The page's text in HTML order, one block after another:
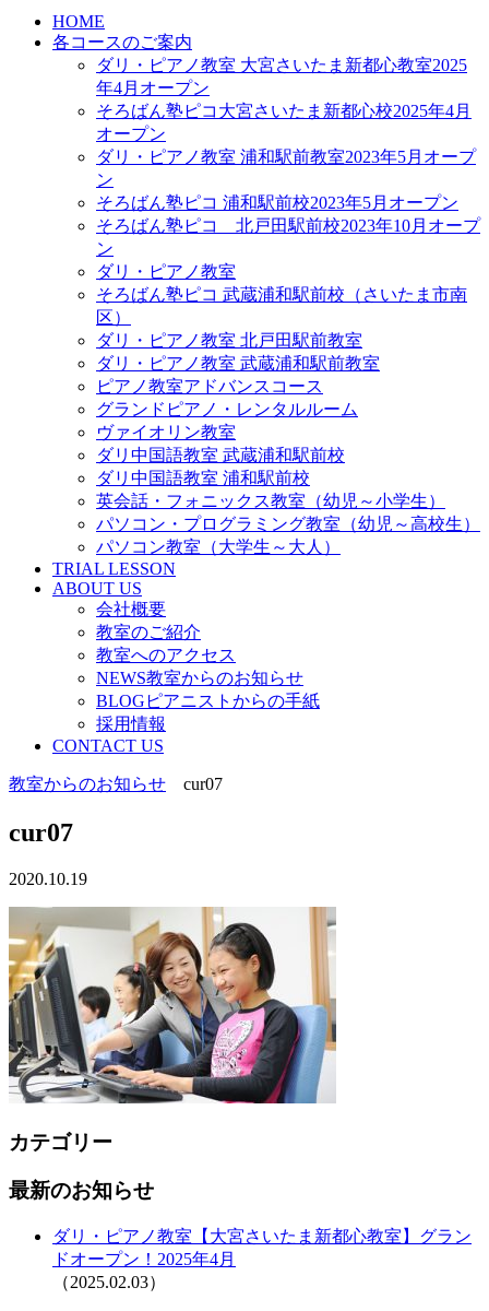
HOME
各コースのご案内
ダリ・ピアノ教室 大宮さいたま新都心教室2025
年4月オープン
そろばん塾ピコ大宮さいたま新都心校2025年4月
オープン
ダリ・ピアノ教室 浦和駅前教室2023年5月オープ
ン
そろばん塾ピコ 浦和駅前校2023年5月オープン
そろばん塾ピコ 北戸田駅前校2023年10月オープ
ン
ダリ・ピアノ教室
そろばん塾ピコ 武蔵浦和駅前校（さいたま市南
区）
ダリ・ピアノ教室 北戸田駅前教室
ダリ・ピアノ教室 武蔵浦和駅前教室
ピアノ教室アドバンスコース
グランドピアノ・レンタルルーム
ヴァイオリン教室
ダリ中国語教室 武蔵浦和駅前校
ダリ中国語教室 浦和駅前校
英会話・フォニックス教室（幼児～小学生）
パソコン・プログラミング教室（幼児～高校生）
パソコン教室（大学生～大人）
TRIAL LESSON
ABOUT US
会社概要
教室のご紹介
教室へのアクセス
NEWS教室からのお知らせ
BLOGピアニストからの手紙
採用情報
CONTACT US
教室からのお知らせ cur07
cur07
2020.10.19
カテゴリー
最新のお知らせ
ダリ・ピアノ教室【大宮さいたま新都心教室】グラン
ドオープン！2025年4月
（2025.02.03）